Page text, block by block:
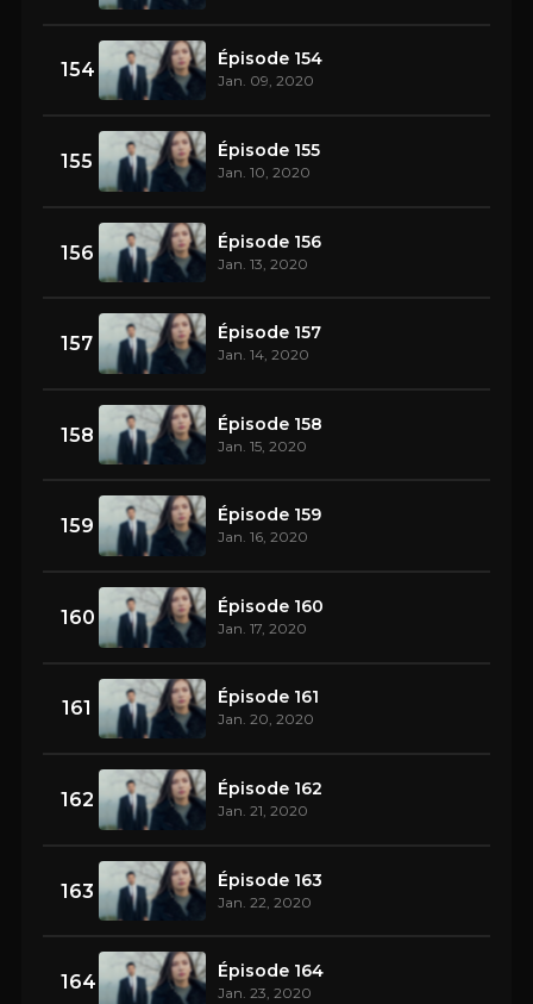
154 Épisode 154
Jan. 09, 2020
155 Épisode 155
Jan. 10, 2020
156 Épisode 156
Jan. 13, 2020
157 Épisode 157
Jan. 14, 2020
158 Épisode 158
Jan. 15, 2020
159 Épisode 159
Jan. 16, 2020
160 Épisode 160
Jan. 17, 2020
161 Épisode 161
Jan. 20, 2020
162 Épisode 162
Jan. 21, 2020
163 Épisode 163
Jan. 22, 2020
164 Épisode 164
Jan. 23, 2020